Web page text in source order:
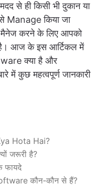
से ही किसी भी दुकान या
Manage किया जा
करने के लिए आपको
आज के इस आर्टिकल में
क्या है और
कुछ महत्वपूर्ण जानकारी
Hota Hai?
जरूरी है?
फायदे
कौन-कौन से हैं?